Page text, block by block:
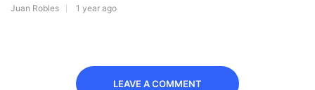
Juan Robles 1 year ago
LEAVE A COMMENT